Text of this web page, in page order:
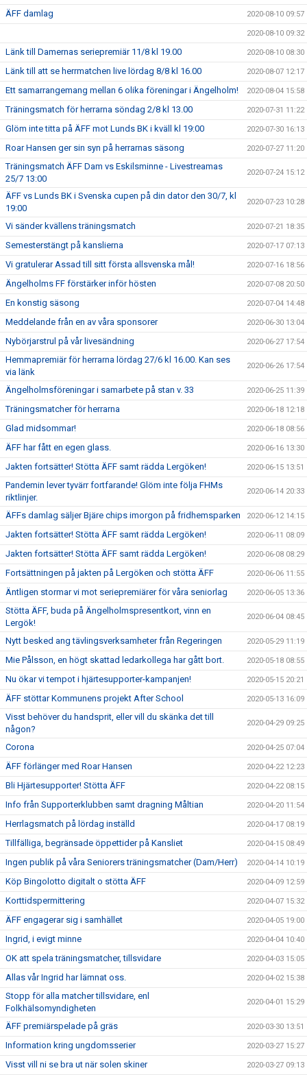
ÄFF damlag 2020-08-10 09:57
2020-08-10 09:32
Länk till Damernas seriepremiär 11/8 kl 19.00 2020-08-10 08:30
Länk till att se herrmatchen live lördag 8/8 kl 16.00 2020-08-07 12:17
Ett samarrangemang mellan 6 olika föreningar i Ängelholm! 2020-08-04 15:58
Träningsmatch för herrarna söndag 2/8 kl 13.00 2020-07-31 11:22
Glöm inte titta på ÄFF mot Lunds BK i kväll kl 19:00 2020-07-30 16:13
Roar Hansen ger sin syn på herrarnas säsong 2020-07-27 11:20
Träningsmatch ÄFF Dam vs Eskilsminne - Livestreamas
25/7 13:00
2020-07-24 15:12
ÄFF vs Lunds BK i Svenska cupen på din dator den 30/7, kl
19:00
2020-07-23 10:28
Vi sänder kvällens träningsmatch 2020-07-21 18:35
Semesterstängt på kanslierna 2020-07-17 07:13
Vi gratulerar Assad till sitt första allsvenska mål! 2020-07-16 18:56
Ängelholms FF förstärker inför hösten 2020-07-08 20:50
En konstig säsong 2020-07-04 14:48
Meddelande från en av våra sponsorer 2020-06-30 13:04
Nybörjarstrul på vår livesändning 2020-06-27 17:54
Hemmapremiär för herrarna lördag 27/6 kl 16.00. Kan ses
via länk
2020-06-26 17:54
Ängelholmsföreningar i samarbete på stan v. 33 2020-06-25 11:39
Träningsmatcher för herrarna 2020-06-18 12:18
Glad midsommar! 2020-06-18 08:56
ÄFF har fått en egen glass. 2020-06-16 13:30
Jakten fortsätter! Stötta ÄFF samt rädda Lergöken! 2020-06-15 13:51
Pandemin lever tyvärr fortfarande! Glöm inte följa FHMs
riktlinjer.
2020-06-14 20:33
ÄFFs damlag säljer Bjäre chips imorgon på fridhemsparken 2020-06-12 14:15
Jakten fortsätter! Stötta ÄFF samt rädda Lergöken! 2020-06-11 08:09
Jakten fortsätter! Stötta ÄFF samt rädda Lergöken! 2020-06-08 08:29
Fortsättningen på jakten på Lergöken och stötta ÄFF 2020-06-06 11:55
Äntligen stormar vi mot seriepremiärer för våra seniorlag 2020-06-05 13:36
Stötta ÄFF, buda på Ängelholmspresentkort, vinn en
Lergök!
2020-06-04 08:45
Nytt besked ang tävlingsverksamheter från Regeringen 2020-05-29 11:19
Mie Pålsson, en högt skattad ledarkollega har gått bort. 2020-05-18 08:55
Nu ökar vi tempot i hjärtesupporter-kampanjen! 2020-05-15 20:21
ÄFF stöttar Kommunens projekt After School 2020-05-13 16:09
Visst behöver du handsprit, eller vill du skänka det till
någon?
2020-04-29 09:25
Corona 2020-04-25 07:04
ÄFF förlänger med Roar Hansen 2020-04-22 12:23
Bli Hjärtesupporter! Stötta ÄFF 2020-04-22 08:15
Info från Supporterklubben samt dragning Måltian 2020-04-20 11:54
Herrlagsmatch på lördag inställd 2020-04-17 08:19
Tillfälliga, begränsade öppettider på Kansliet 2020-04-15 08:49
Ingen publik på våra Seniorers träningsmatcher (Dam/Herr) 2020-04-14 10:19
Köp Bingolotto digitalt o stötta ÄFF 2020-04-09 12:59
Korttidspermittering 2020-04-07 15:32
ÄFF engagerar sig i samhället 2020-04-05 19:00
Ingrid, i evigt minne 2020-04-04 10:40
OK att spela träningsmatcher, tillsvidare 2020-04-03 15:05
Allas vår Ingrid har lämnat oss. 2020-04-02 15:38
Stopp för alla matcher tillsvidare, enl
Folkhälsomyndigheten
2020-04-01 15:29
ÄFF premiärspelade på gräs 2020-03-30 13:51
Information kring ungdomsserier 2020-03-27 15:27
Visst vill ni se bra ut när solen skiner 2020-03-27 09:13